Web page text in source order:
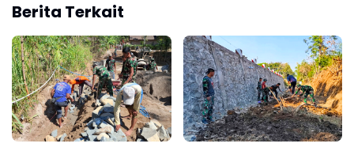
Berita Terkait